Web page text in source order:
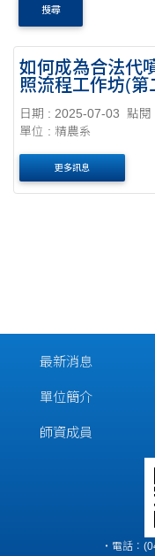
搜尋
如何成為合法代
照流程工作坊(第
日期 : 2025-07-03
點閱
單位 : 精農系
更多訊息
最新消息
單位簡介
師資成員
‧電話：